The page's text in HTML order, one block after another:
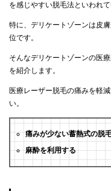
を感じやすい脱毛法といわれて
特に、デリケートゾーンは皮
位です。
そんなデリケートゾーンの医
を紹介します。
医療レーザー脱毛の痛みを軽
い。
痛みが少ない蓄熱式の脱
麻酔を利用する